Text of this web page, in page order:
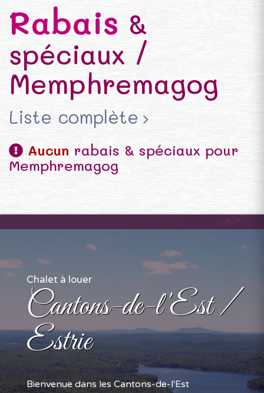
Rabais &
spéciaux /
Memphremagog
Liste complète
Aucun rabais & spéciaux pour
Memphremagog
Chalet à louer
Cantons-de-l'Est /
Estrie
Bienvenue dans les Cantons-de-l'Est